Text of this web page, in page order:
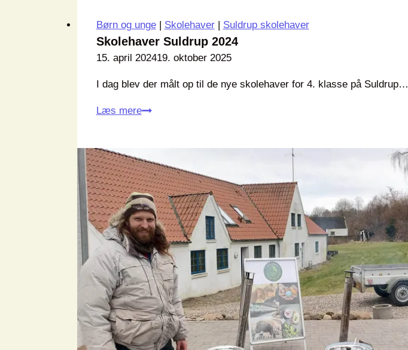
Børn og unge| Skolehaver| Suldrup skolehaver
Skolehaver Suldrup 2024
15. april 202419. oktober 2025
I dag blev der målt op til de nye skolehaver for 4. klasse på Suldrup…
Læs mereSkolehaver